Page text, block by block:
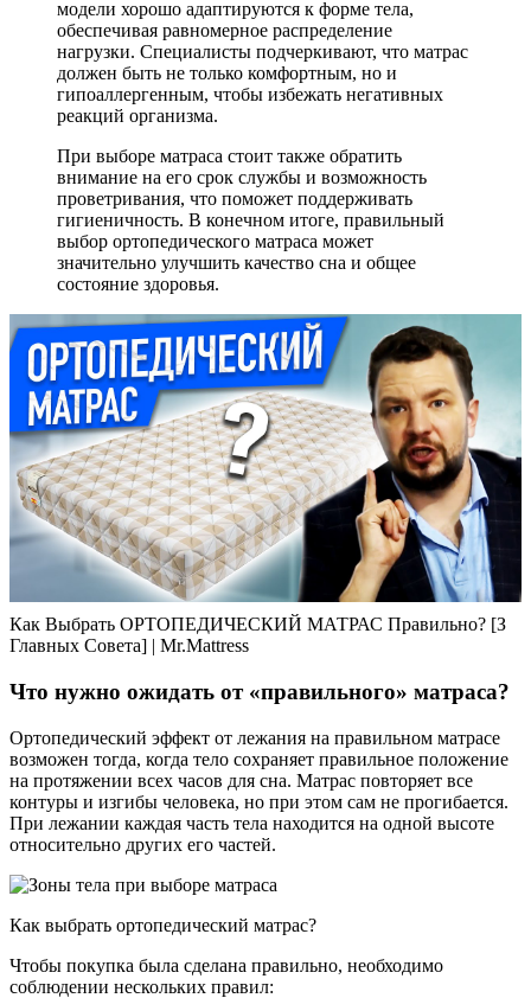
модели хорошо адаптируются к форме тела,
обеспечивая равномерное распределение
нагрузки. Специалисты подчеркивают, что матрас
должен быть не только комфортным, но и
гипоаллергенным, чтобы избежать негативных
реакций организма.
При выборе матраса стоит также обратить
внимание на его срок службы и возможность
проветривания, что поможет поддерживать
гигиеничность. В конечном итоге, правильный
выбор ортопедического матраса может
значительно улучшить качество сна и общее
состояние здоровья.
Как Выбрать ОРТОПЕДИЧЕСКИЙ МАТРАС Правильно? [З
Главных Совета] | Mr.Mattress
Что нужно ожидать от «правильного» матраса?
Ортопедический эффект от лежания на правильном матрасе
возможен тогда, когда тело сохраняет правильное положение
на протяжении всех часов для сна. Матрас повторяет все
контуры и изгибы человека, но при этом сам не прогибается.
При лежании каждая часть тела находится на одной высоте
относительно других его частей.
Как выбрать ортопедический матрас?
Чтобы покупка была сделана правильно, необходимо
соблюдении нескольких правил: